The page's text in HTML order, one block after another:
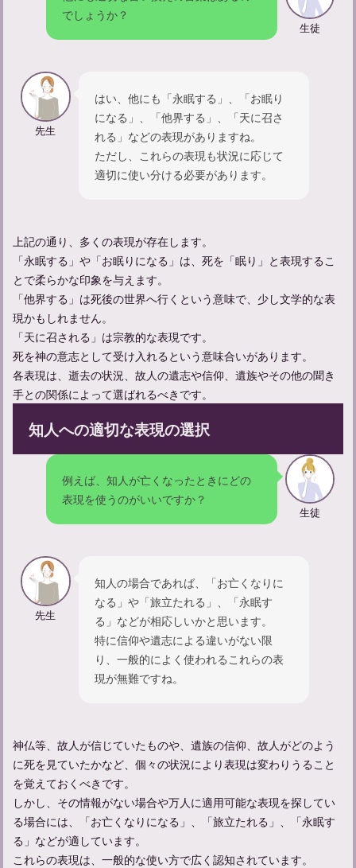
忌中期間中の孫の振る舞いについて：やってはいけないことは
何？
参列者のマナーガイド：弔事に参列する際の服装について解説
お通夜の流れと参列者として守るべきマナーについて解説
亡くなった人の顔を見に行く服装やマナーについて解説
でしょうか？
生徒
先生
はい、他にも「永眠する」、「お眠り
になる」、「他界する」、「天に召さ
れる」などの表現がありますね。
ただし、これらの表現も状況に応じて
適切に使い分ける必要があります。
上記の通り、多くの表現が存在します。
「永眠する」や「お眠りになる」は、死を「眠り」と表現するこ
とで柔らかな印象を与えます。
「他界する」は死後の世界へ行くという意味で、少し文学的な表
現かもしれません。
「天に召される」は宗教的な表現です。
死を神の意志として受け入れるという意味合いがあります。
各表現は、逝去の状況、故人の遺志や信仰、遺族やその他の聞き
手との関係によって選ばれるべきです。
知人への適切な表現の選択
例えば、知人が亡くなったときにどの
表現を使うのがいいですか？
生徒
先生
知人の場合であれば、「お亡くなりに
なる」や「旅立たれる」、「永眠す
る」などが相応しいかと思います。
特に信仰や遺志による違いがない限
り、一般的によく使われるこれらの表
現が無難ですね。
神仏等、故人が信じていたものや、遺族の信仰、故人がどのよう
に死を見ていたかなど、個々の状況により表現は変わりうること
を覚えておくべきです。
しかし、その情報がない場合や万人に適用可能な表現を探してい
る場合には、「お亡くなりになる」、「旅立たれる」、「永眠す
る」などが適しています。
これらの表現は、一般的な使い方で広く認知されています。